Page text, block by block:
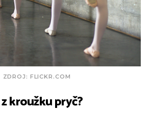
ZDROJ: FLICKR.COM
kroužku pryč?